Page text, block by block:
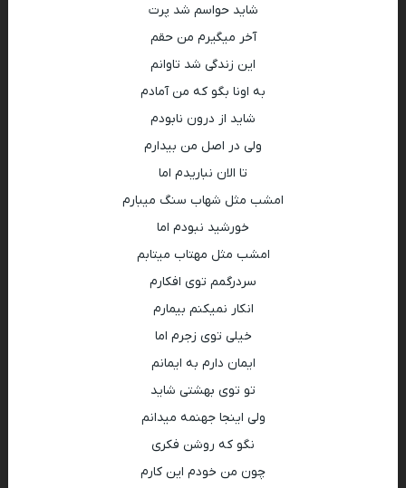
شاید حواسم شد پرت
آخر میگیرم من حقم
این زندگی شد تاوانم
به اونا بگو که من آمادم
شاید از درون نابودم
ولی در اصل من بیدارم
تا الان نباریدم اما
امشب مثل شهاب سنگ میبارم
خورشید نبودم اما
امشب مثل مهتاب میتابم
سردرگمم توی افکارم
انکار نمیکنم بیمارم
خیلی توی زجرم اما
ایمان دارم به ایمانم
تو توی بهشتی شاید
ولی اینجا جهنمه میدانم
نگو که روشن فکری
چون من خودم این کارم